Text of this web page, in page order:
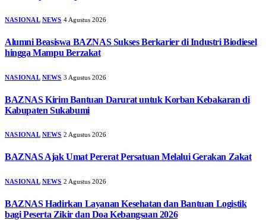
NASIONAL NEWS 4 Agustus 2026
Alumni Beasiswa BAZNAS Sukses Berkarier di Industri Biodiesel
hingga Mampu Berzakat
NASIONAL NEWS 3 Agustus 2026
BAZNAS Kirim Bantuan Darurat untuk Korban Kebakaran di
Kabupaten Sukabumi
NASIONAL NEWS 2 Agustus 2026
BAZNAS Ajak Umat Pererat Persatuan Melalui Gerakan Zakat
NASIONAL NEWS 2 Agustus 2026
BAZNAS Hadirkan Layanan Kesehatan dan Bantuan Logistik
bagi Peserta Zikir dan Doa Kebangsaan 2026